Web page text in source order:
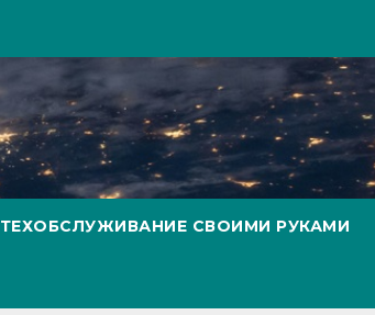
ТЕХОБСЛУЖИВАНИЕ СВОИМИ РУКАМИ